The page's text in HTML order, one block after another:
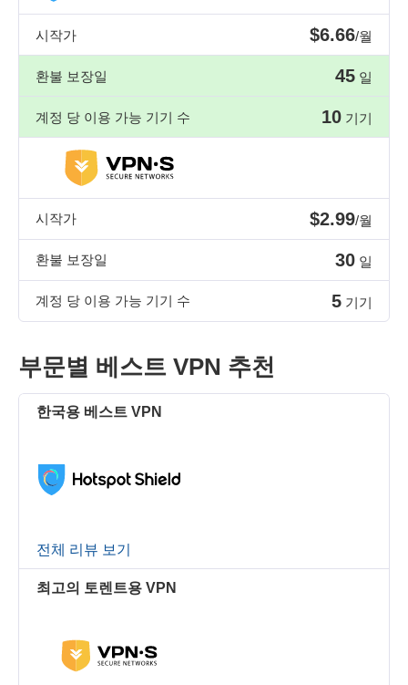
시작가 $6.66/월
환불 보장일 45 일
계정 당 이용 가능 기기 수 10 기기
시작가 $2.99/월
환불 보장일 30 일
계정 당 이용 가능 기기 수 5 기기
부문별 베스트 VPN 추천
한국용 베스트 VPN
전체 리뷰 보기
최고의 토렌트용 VPN